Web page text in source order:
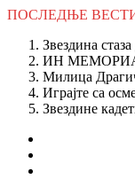
ПОСЛЕДЊЕ
Звездина
ИН
Милица
Играјте са
Звездине